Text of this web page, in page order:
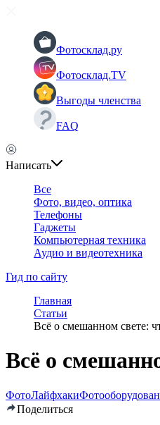
Фотосклад.ру
Фотосклад.TV
Выгоды членства
FAQ
Написать
Все
Фото, видео, оптика
Телефоны
Гаджеты
Компьютерная техника
Аудио и видеотехника
Гид по сайту
Главная
Статьи
Всё о смешанном свете:
Всё о
ФотоЛайфхаки
Поделиться